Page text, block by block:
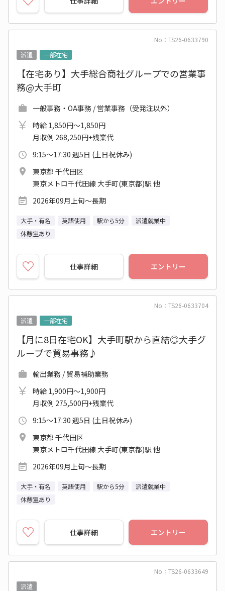
No：TS26-0633790
派遣
一部在宅
【在宅あり】大手総合商社グループでの営業事
務@大手町
一般事務・OA事務 / 営業事務（受発注以外）
時給 1,850円～1,850円
月収例 268,250円+残業代
9:15～17:30 週5日 (土日祝休み)
東京都 千代田区
東京メトロ千代田線 大手町(東京都)駅 他
2026年09月上旬～長期
大手・有名 英語使用 駅から5分
派遣就業中
休憩室あり
仕事詳細 エントリー
No：TS26-0633704
派遣
一部在宅
【月に8日在宅OK】大手町駅から直結◎大手グ
ループで貿易事務♪
輸出業務 / 貿易補助業務
時給 1,900円～1,900円
月収例 275,500円+残業代
9:15～17:30 週5日 (土日祝休み)
東京都 千代田区
東京メトロ千代田線 大手町(東京都)駅 他
2026年09月上旬～長期
大手・有名 英語使用 駅から5分
派遣就業中
休憩室あり
仕事詳細 エントリー
No：TS26-0633649
派遣